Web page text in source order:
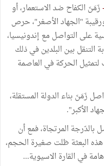
زَمَنَ الكفاح ضد الاستعمار، أو
"الجهاد الأصغر"، حرص
على التواصل مع إندونيسيا،
التنقل بين البلدين في ذلك
الحركة في العاصمة
زَمَنَ بناء الدولة المستقلة،
الأكبر".
المرتجاة، فمع أن
البعثة ظلت صغيرة الحجم،
في القارة الاسيوية...